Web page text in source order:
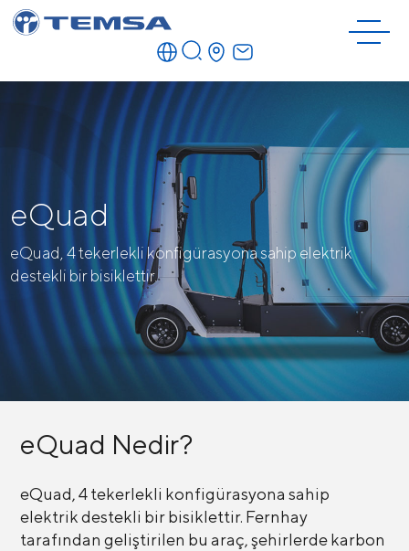
eQuad
eQuad, 4 tekerlekli konfigürasyona sahip elektrik
destekli bir bisiklettir.
eQuad Nedir?
eQuad, 4 tekerlekli konfigürasyona sahip
elektrik destekli bir bisiklettir. Fernhay
tarafından geliştirilen bu araç, şehirlerde karbon